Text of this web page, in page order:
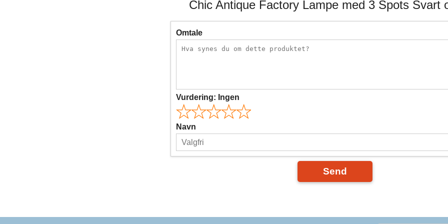
Chic Antique Factory Lampe med 3 Spots Svart
Omtale
Vurdering: Ingen
Navn
Send